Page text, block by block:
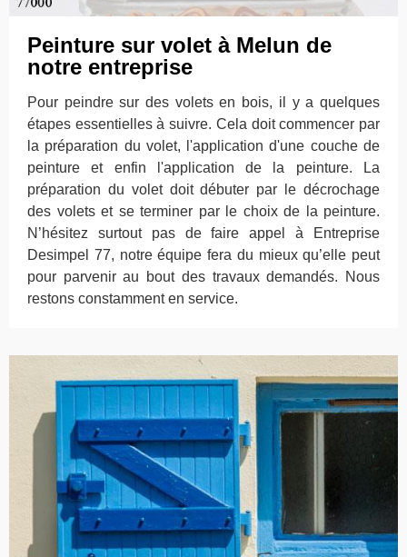
Peinture sur volet à Melun de
notre entreprise
Pour peindre sur des volets en bois, il y a quelques
étapes essentielles à suivre. Cela doit commencer par
la préparation du volet, l'application d'une couche de
peinture et enfin l'application de la peinture. La
préparation du volet doit débuter par le décrochage
des volets et se terminer par le choix de la peinture.
N’hésitez surtout pas de faire appel à Entreprise
Desimpel 77, notre équipe fera du mieux qu’elle peut
pour parvenir au bout des travaux demandés. Nous
restons constamment en service.